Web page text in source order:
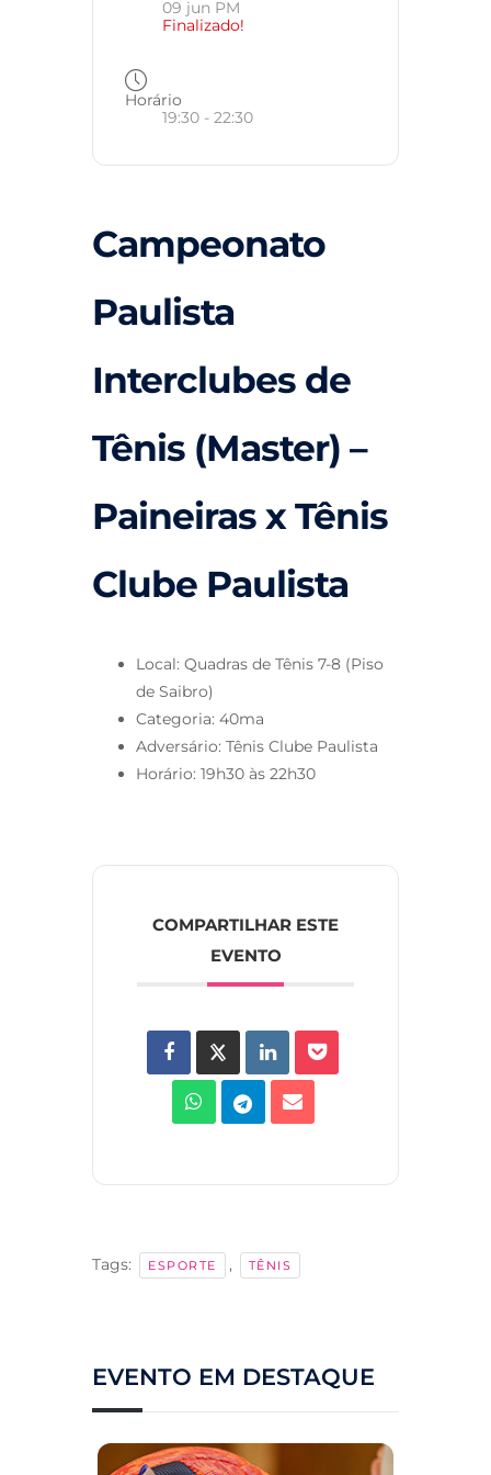
09 jun PM
Finalizado!
Horário
19:30 - 22:30
Campeonato
Paulista
Interclubes de
Tênis (Master) –
Paineiras x Tênis
Clube Paulista
Local: Quadras de Tênis 7-8 (Piso
de Saibro)
Categoria: 40ma
Adversário: Tênis Clube Paulista
Horário: 19h30 às 22h30
COMPARTILHAR ESTE
EVENTO
Tags: ESPORTE , TÊNIS
EVENTO EM DESTAQUE